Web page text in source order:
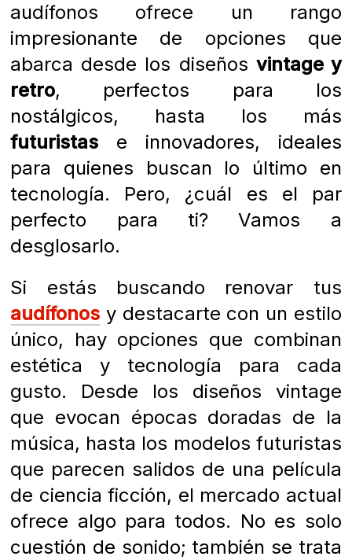
audífonos ofrece un rango
impresionante de opciones que
abarca desde los diseños vintage y
retro, perfectos para los
nostálgicos, hasta los más
futuristas e innovadores, ideales
para quienes buscan lo último en
tecnología. Pero, ¿cuál es el par
perfecto para ti? Vamos a
desglosarlo.
Si estás buscando renovar tus
audífonos y destacarte con un estilo
único, hay opciones que combinan
estética y tecnología para cada
gusto. Desde los diseños vintage
que evocan épocas doradas de la
música, hasta los modelos futuristas
que parecen salidos de una película
de ciencia ficción, el mercado actual
ofrece algo para todos. No es solo
cuestión de sonido; también se trata